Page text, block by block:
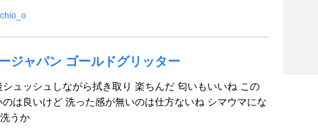
ジャパン ゴールドグリッター
ュッシュしながら拭き取り 楽ちんだ 匂いもいいね この
は良いけど 洗った感が無いのは仕方ないね シマウマにな
うか